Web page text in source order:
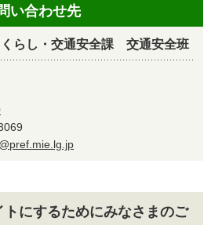
い合わせ先
らし・交通安全課 交通安全班
トにするためにみなさまのご